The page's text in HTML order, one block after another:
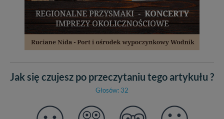
Jak się czujesz po przeczytaniu tego artykułu ?
Głosów: 32